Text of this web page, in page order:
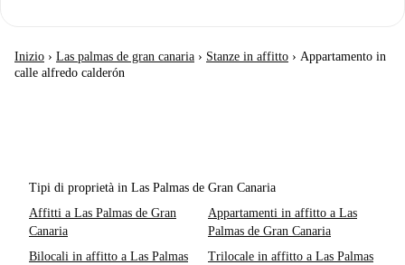
Inizio › Las palmas de gran canaria › Stanze in affitto › Appartamento in
calle alfredo calderón
Tipi di proprietà in Las Palmas de Gran Canaria
Affitti a Las Palmas de Gran
Canaria
Appartamenti in affitto a Las
Palmas de Gran Canaria
Bilocali in affitto a Las Palmas
Trilocale in affitto a Las Palmas